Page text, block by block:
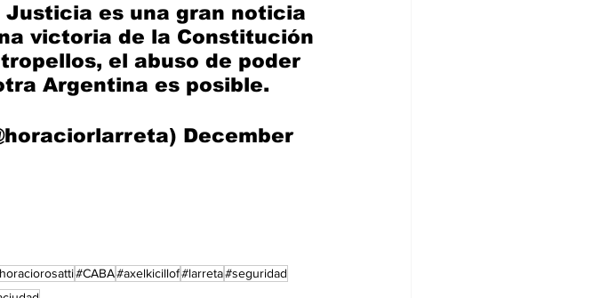
Justicia es una gran noticia
victoria de la Constitución
el abuso de poder
Argentina es posible.
December
#CABA#axelkicillof#larreta#seguridad